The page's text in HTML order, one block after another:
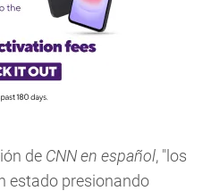
de CNN en español, "los
estado presionando